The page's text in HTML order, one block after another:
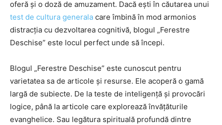
oferă și o doză de amuzament. Dacă ești în căutarea unui
test de cultura generala care îmbină în mod armonios
distracția cu dezvoltarea cognitivă, blogul „Ferestre
Deschise” este locul perfect unde să începi.
Blogul „Ferestre Deschise” este cunoscut pentru
varietatea sa de articole și resurse. Ele acoperă o gamă
largă de subiecte. De la teste de inteligență și provocări
logice, până la articole care explorează învățăturile
evanghelice. Sau legătura spirituală profundă dintre